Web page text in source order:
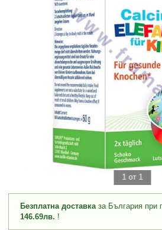
1 от 1
Безплатна доставказа България при
146.69лв. !